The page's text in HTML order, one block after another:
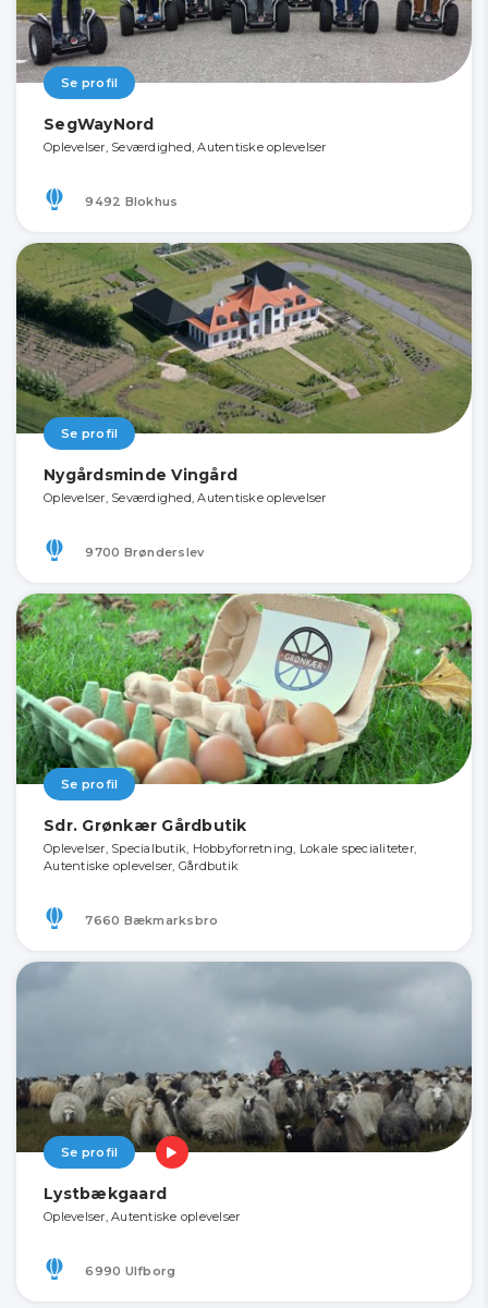
Se profil
SegWayNord
Oplevelser, Seværdighed, Autentiske oplevelser
9492 Blokhus
Se profil
Nygårdsminde Vingård
Oplevelser, Seværdighed, Autentiske oplevelser
9700 Brønderslev
Se profil
Sdr. Grønkær Gårdbutik
Oplevelser, Specialbutik, Hobbyforretning, Lokale specialiteter,
Autentiske oplevelser, Gårdbutik
7660 Bækmarksbro
Se profil
Lystbækgaard
Oplevelser, Autentiske oplevelser
6990 Ulfborg